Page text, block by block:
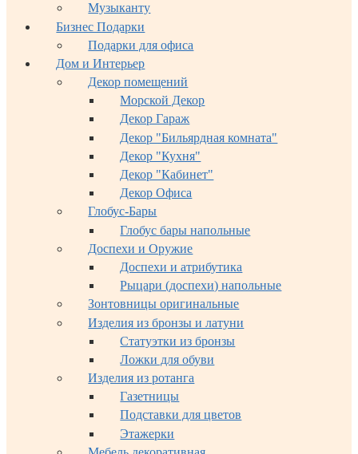
Музыканту
Бизнес Подарки
Подарки для офиса
Дом и Интерьер
Декор помещений
Морской Декор
Декор Гараж
Декор "Бильярдная комната"
Декор "Кухня"
Декор "Кабинет"
Декор Офиса
Глобус-Бары
Глобус бары напольные
Доспехи и Оружие
Доспехи и атрибутика
Рыцари (доспехи) напольные
Зонтовницы оригинальные
Изделия из бронзы и латуни
Статуэтки из бронзы
Ложки для обуви
Изделия из ротанга
Газетницы
Подставки для цветов
Этажерки